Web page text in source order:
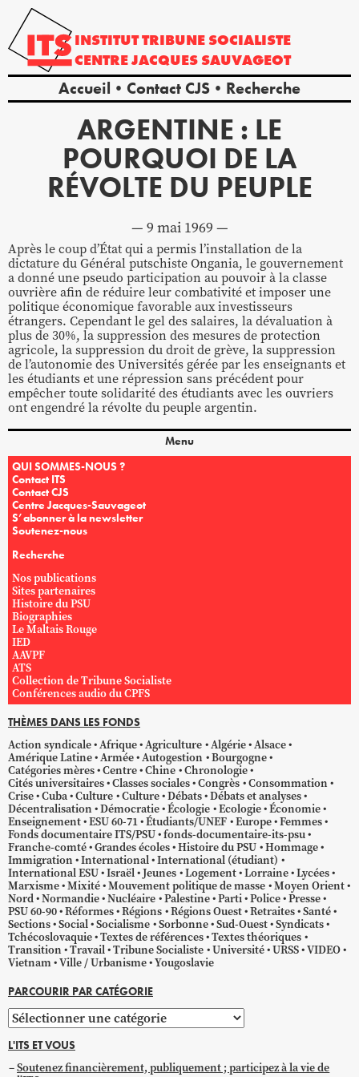
INSTITUTTRIBUNE SOCIALISTE
CENTREJACQUES SAUVAGEOT
Accueil Contact CJS Recherche
ARGENTINE : LE
POURQUOI DE LA
RÉVOLTE DU PEUPLE
9 mai 1969
Après le coup d’État qui a permis l’installation de la
dictature du Général putschiste Ongania, le gouvernement
a donné une pseudo participation au pouvoir à la classe
ouvrière afin de réduire leur combativité et imposer une
politique économique favorable aux investisseurs
étrangers. Cependant le gel des salaires, la dévaluation à
plus de 30%, la suppression des mesures de protection
agricole, la suppression du droit de grève, la suppression
de l’autonomie des Universités gérée par les enseignants et
les étudiants et une répression sans précédent pour
empêcher toute solidarité des étudiants avec les ouvriers
ont engendré la révolte du peuple argentin.
Menu
QUI SOMMES-NOUS ?
Contact ITS
Contact CJS
Centre Jacques-Sauvageot
S’abonner à la newsletter
Soutenez-nous
Recherche
Nos publications
Sites partenaires
Histoire du PSU
Biographies
Le Maltais Rouge
IED
AAVPF
ATS
Collection de Tribune Socialiste
Conférences audio du CPFS
THÈMES DANS LES FONDS
Action syndicale Afrique Agriculture Algérie Alsace
Amérique Latine Armée Autogestion
Bourgogne
Catégories mères Centre Chine Chronologie
Cités universitaires Classes sociales Congrès Consommation
Crise Cuba Culture Culture Débats Débats et analyses
Décentralisation Démocratie Écologie Ecologie Économie
Enseignement ESU 60-71 Étudiants/UNEF Europe Femmes
Fonds documentaire ITS/PSU fonds-documentaire-its-psu
Franche-comté Grandes écoles Histoire du PSU Hommage
Immigration International International (étudiant)
International ESU Israël Jeunes Logement Lorraine Lycées
Marxisme Mixité Mouvement politique de masse Moyen Orient
Nord Normandie Nucléaire Palestine Parti Police Presse
PSU 60-90 Réformes Régions Régions Ouest Retraites Santé
Sections Social Socialisme Sorbonne Sud-Ouest Syndicats
Tchécoslovaquie Textes de références Textes théoriques
Transition Travail Tribune Socialiste Université URSS VIDEO
Vietnam Ville / Urbanisme Yougoslavie
PARCOURIR PAR CATÉGORIE
Parcourir
par
catégorie
L'ITS ET VOUS
Soutenez financièrement, publiquement ; participez à la vie de